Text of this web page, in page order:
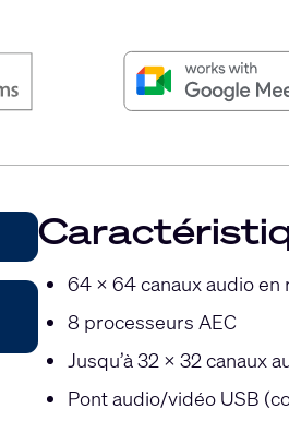
64 x 64 canaux audio en
8 processeurs AEC
Jusqu’à 32 x 32 canaux
Pont audio/vidéo USB